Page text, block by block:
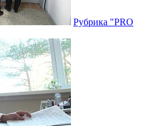
Рубрика "PRO